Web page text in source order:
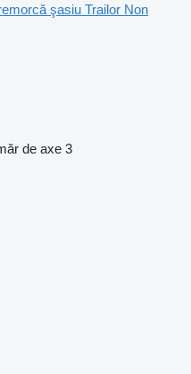
şasiu Trailor Non
de axe 3